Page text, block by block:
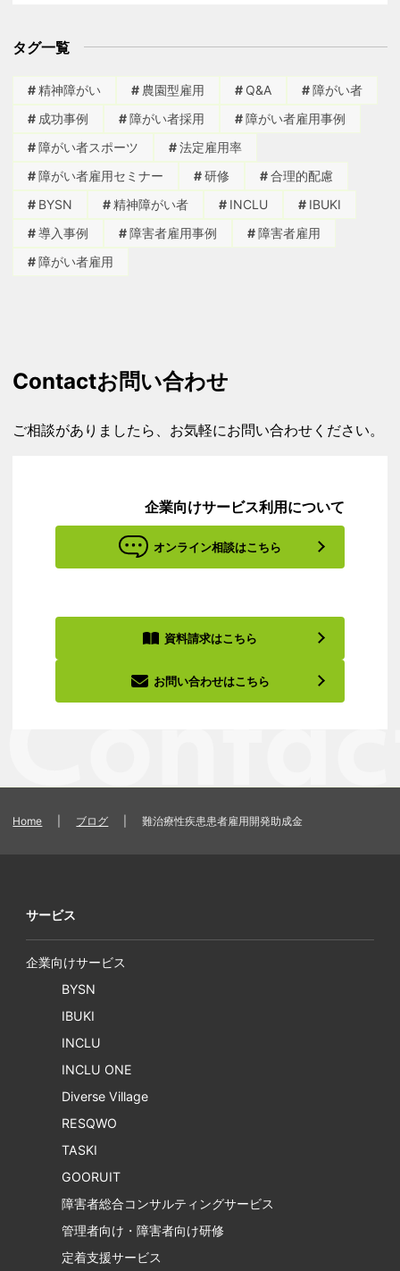
タグ一覧
精神障がい 農園型雇用 Q&A
障がい者
成功事例
障がい者採用
障がい者雇用事例
障がい者スポーツ
法定雇用率
障がい者雇用セミナー
研修
合理的配慮
BYSN
精神障がい者 INCLU
IBUKI
導入事例
障害者雇用事例
障害者雇用
障がい者雇用
Contactお問い合わせ
ご相談がありましたら、お気軽にお問い合わせください。
企業向けサービス利用について
オンライン相談はこちら
資料請求はこちら
お問い合わせはこちら
Home ブログ 難治療性疾患患者雇用開発助成金
サービス
企業向けサービス
BYSN
IBUKI
INCLU
INCLU ONE
Diverse Village
RESQWO
TASKI
GOORUIT
障害者総合コンサルティングサービス
管理者向け・障害者向け研修
定着支援サービス